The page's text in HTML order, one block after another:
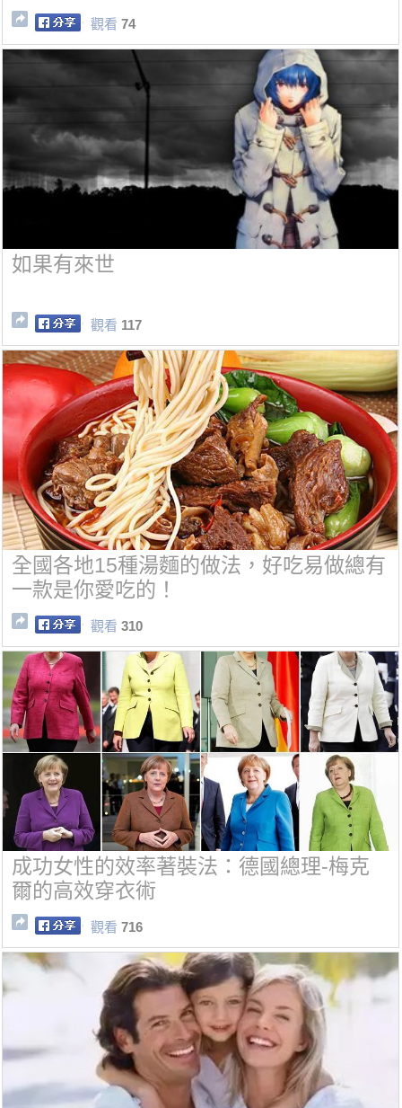
觀看 74
如果有來世
觀看 117
全國各地15種湯麵的做法，好吃易做總有
一款是你愛吃的！
觀看 310
成功女性的效率著裝法：德國總理-梅克
爾的高效穿衣術
觀看 716